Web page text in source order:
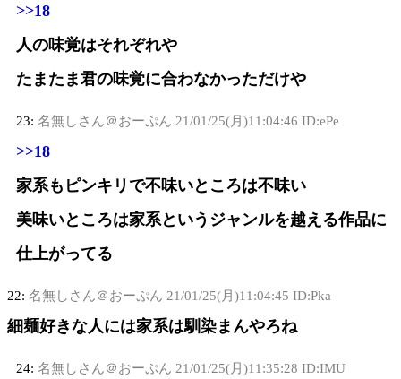
>>18
人の味覚はそれぞれや
たまたま君の味覚に合わなかっただけや
23: 名無しさん＠おーぷん 21/01/25(月)11:04:46 ID:ePe
>>18
家系もピンキリで不味いところは不味い
美味いところは家系というジャンルを越える作品に
仕上がってる
22: 名無しさん＠おーぷん 21/01/25(月)11:04:45 ID:Pka
細麺好きな人には家系は馴染まんやろね
24: 名無しさん＠おーぷん 21/01/25(月)11:35:28 ID:IMU